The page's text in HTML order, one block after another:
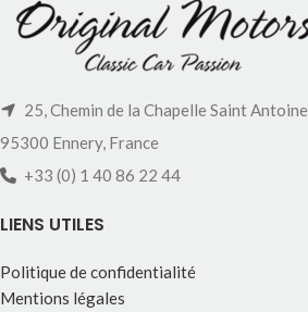
25, Chemin de la Chapelle Saint Antoine
95300 Ennery, France
+33 (0) 1 40 86 22 44
LIENS UTILES
Politique de confidentialité
Mentions légales